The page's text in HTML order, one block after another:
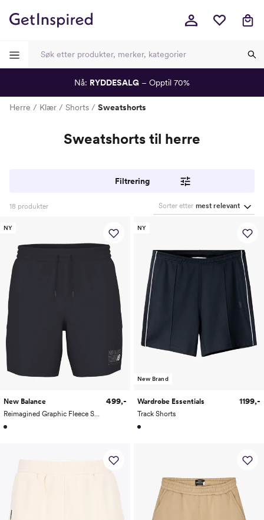
Herre Klær Shorts Sweatshorts
Sweatshorts til herre
Filtrering
18 produkter Sorter etter mest relevant
NY
New Balance
499,-
NY
New Brand
Wardrobe Essentials
Track Shorts
1199,-
Nå: RYDDESALG – Opptil 70%
-
-
-
-